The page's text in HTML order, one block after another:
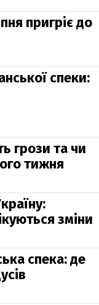
пригріє до
спеки:
грози та чи
тижня
зміни
спека: де